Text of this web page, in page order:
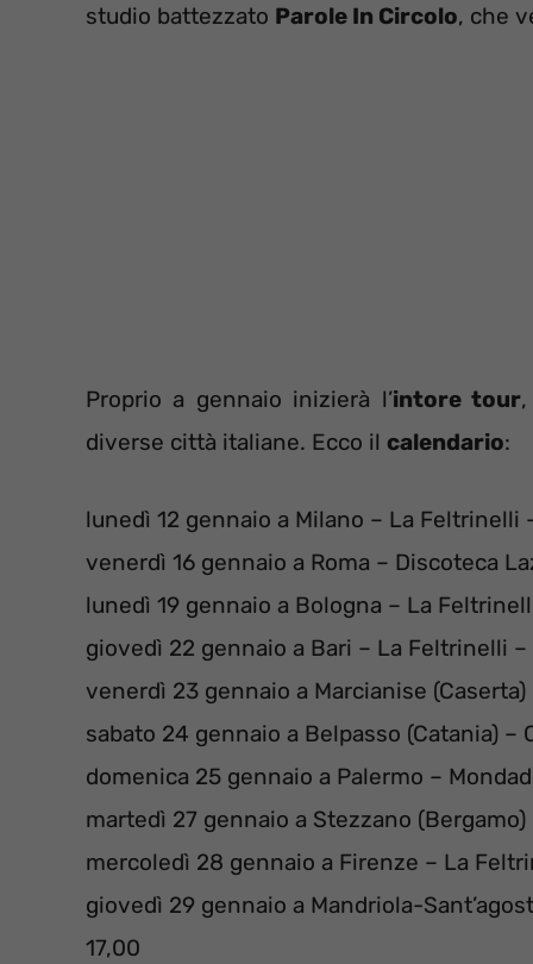
studio battezzato Parole In Circolo, che
Proprio a gennaio inizierà l’intore tour
diverse città italiane. Ecco il calendario:
lunedì 12 gennaio a Milano – La Feltrinelli
venerdì 16 gennaio a Roma – Discoteca
lunedì 19 gennaio a Bologna – La
giovedì 22 gennaio a Bari – La Feltrinelli –
venerdì 23 gennaio a Marcianise
sabato 24 gennaio a Belpasso (Catania) –
domenica 25 gennaio a Palermo –
martedì 27 gennaio a Stezzano
mercoledì 28 gennaio a Firenze – La
giovedì 29 gennaio a Mandriola-
17,00